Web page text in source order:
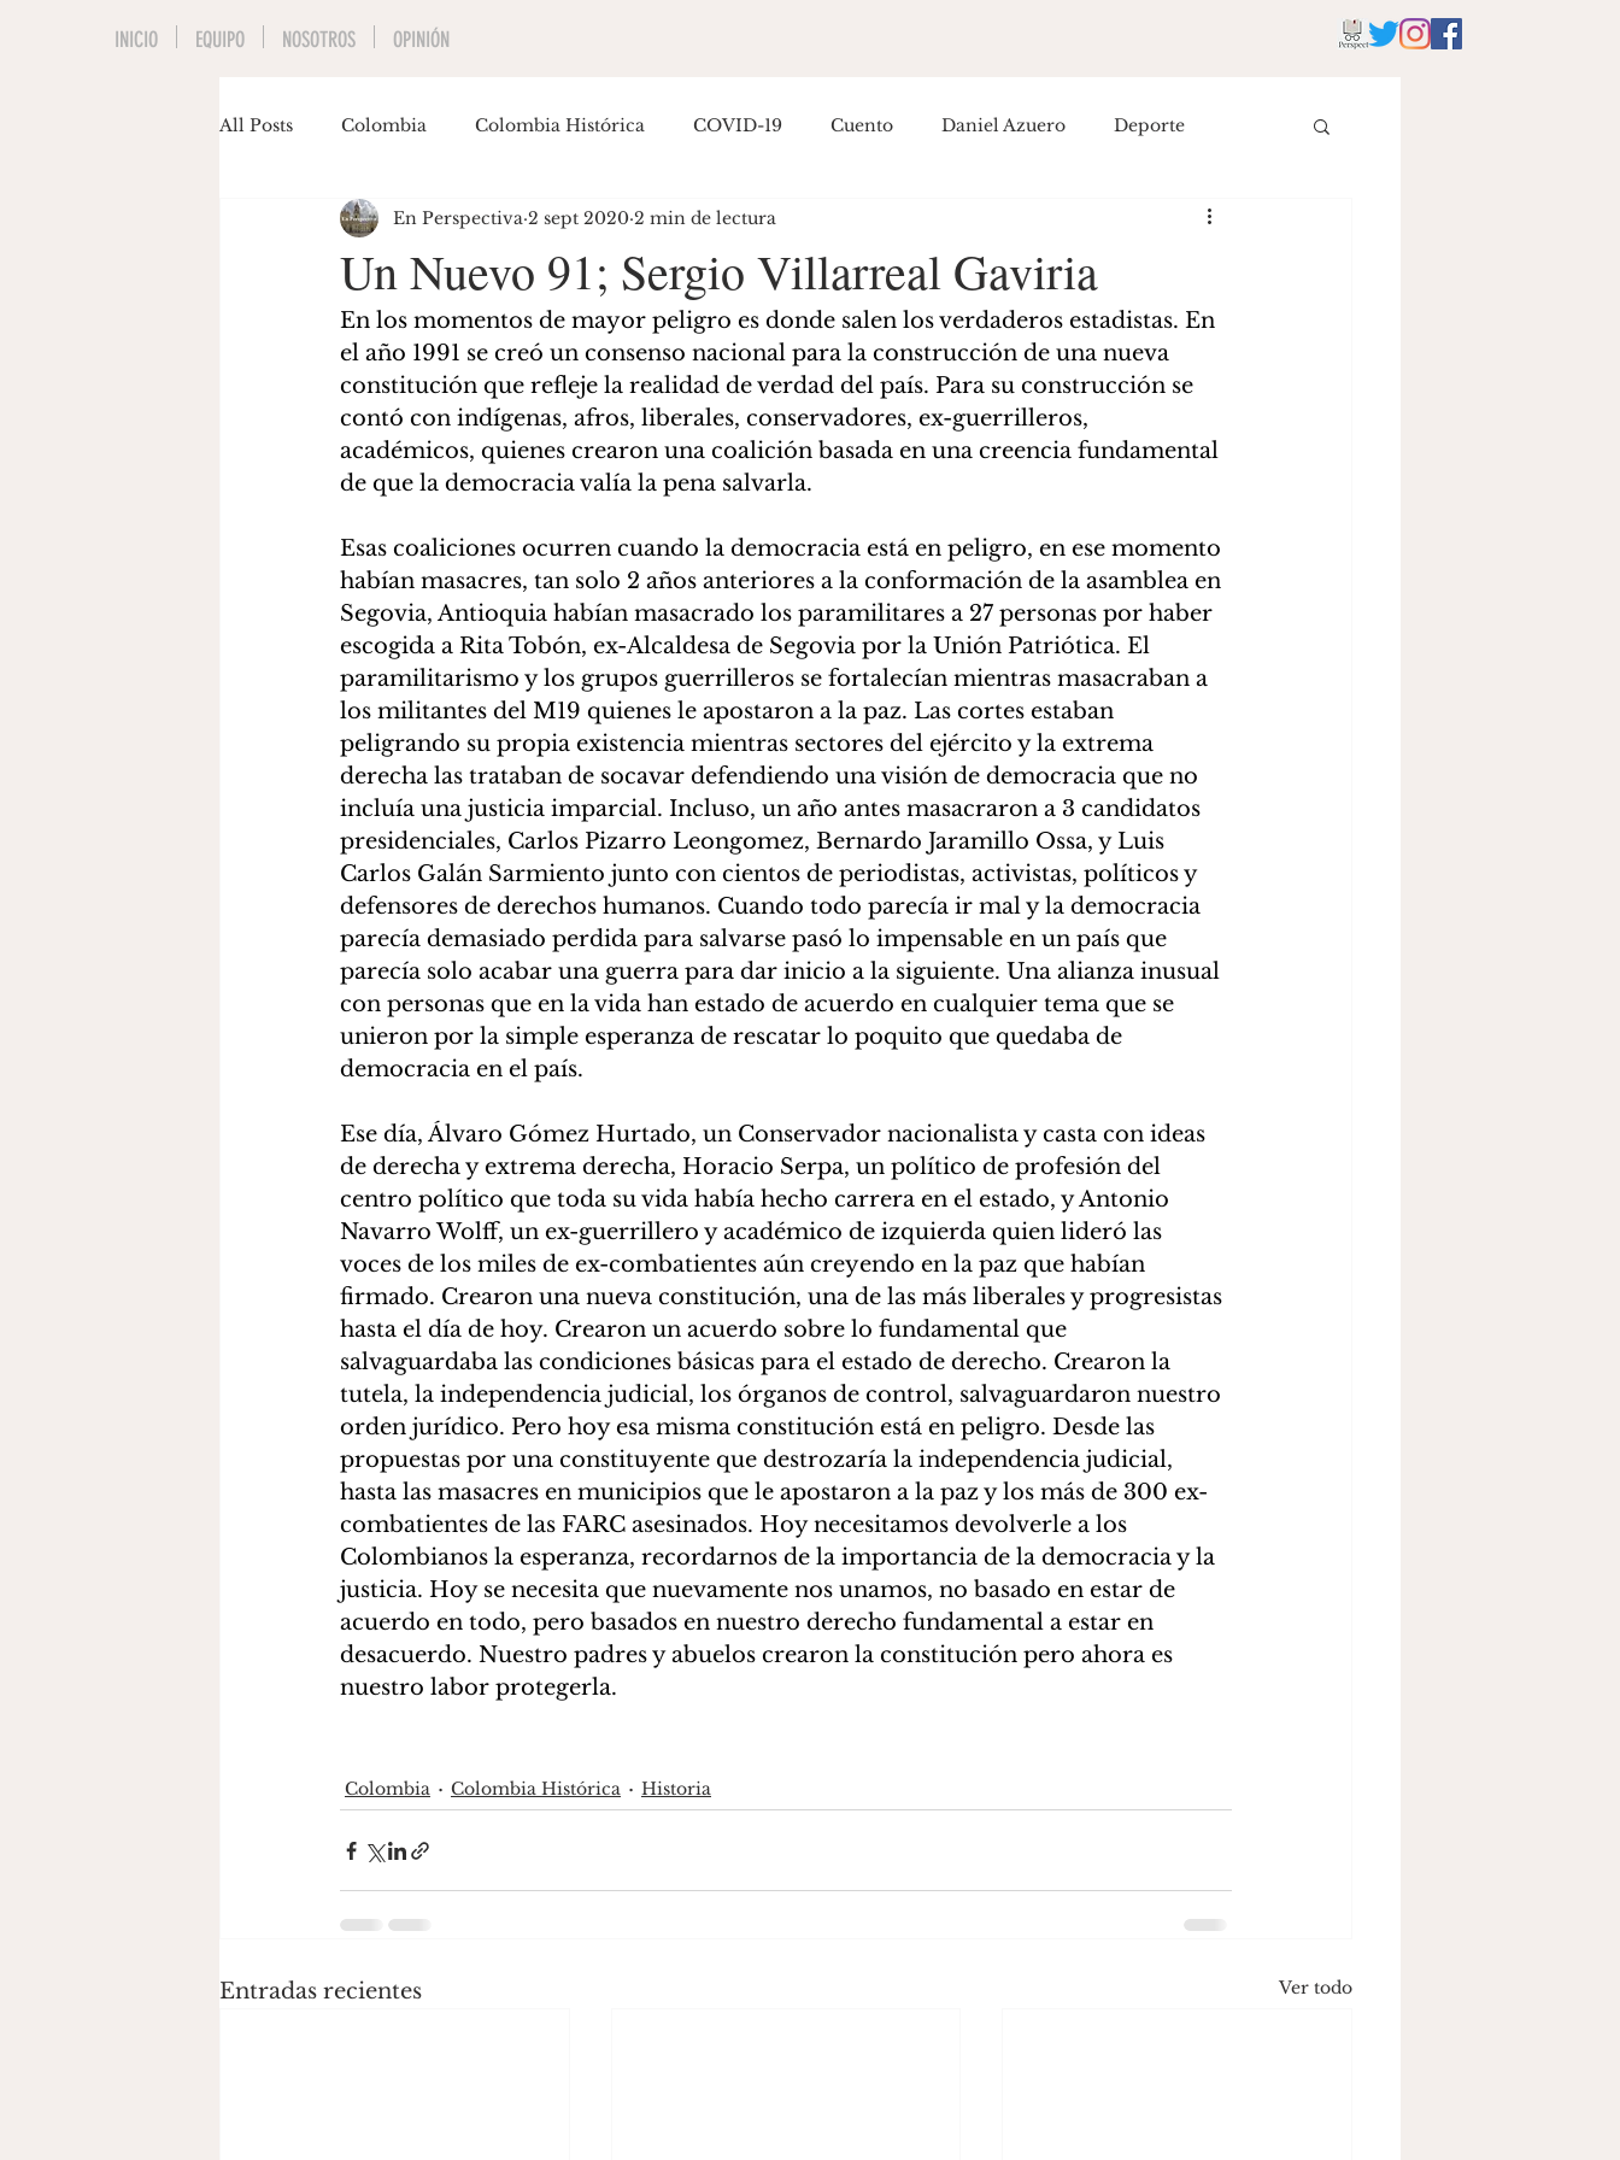
All Posts Colombia Colombia Histórica COVID-19 Cuento Daniel Azuero Deporte
Economía Educación Empoderamiento Entretenimiento Literatura
Invitados Música Política Colombiana Política Internacional Guillermo Reyes
Gastón Siegmund Maria José Hernández
Un Nuevo 91; Sergio Villarreal Gaviria
En Perspectiva 2 sept 2020 2 min de lectura
En los momentos de mayor peligro es donde salen los verdaderos estadistas. En
el año 1991 se creó un consenso nacional para la construcción de una nueva
constitución que refleje la realidad de verdad del país. Para su construcción se
contó con indígenas, afros, liberales, conservadores, ex-guerrilleros,
académicos, quienes crearon una coalición basada en una creencia fundamental
de que la democracia valía la pena salvarla.
Esas coaliciones ocurren cuando la democracia está en peligro, en ese momento
habían masacres, tan solo 2 años anteriores a la conformación de la asamblea en
Segovia, Antioquia habían masacrado los paramilitares a 27 personas por haber
escogida a Rita Tobón, ex-Alcaldesa de Segovia por la Unión Patriótica. El
paramilitarismo y los grupos guerrilleros se fortalecían mientras masacraban a
los militantes del M19 quienes le apostaron a la paz. Las cortes estaban
peligrando su propia existencia mientras sectores del ejército y la extrema
derecha las trataban de socavar defendiendo una visión de democracia que no
incluía una justicia imparcial. Incluso, un año antes masacraron a 3 candidatos
presidenciales, Carlos Pizarro Leongomez, Bernardo Jaramillo Ossa, y Luis
Carlos Galán Sarmiento junto con cientos de periodistas, activistas, políticos y
defensores de derechos humanos. Cuando todo parecía ir mal y la democracia
parecía demasiado perdida para salvarse pasó lo impensable en un país que
parecía solo acabar una guerra para dar inicio a la siguiente. Una alianza inusual
con personas que en la vida han estado de acuerdo en cualquier tema que se
unieron por la simple esperanza de rescatar lo poquito que quedaba de
democracia en el país.
Ese día, Álvaro Gómez Hurtado, un Conservador nacionalista y casta con ideas
de derecha y extrema derecha, Horacio Serpa, un político de profesión del
centro político que toda su vida había hecho carrera en el estado, y Antonio
Navarro Wolff, un ex-guerrillero y académico de izquierda quien lideró las
voces de los miles de ex-combatientes aún creyendo en la paz que habían
firmado. Crearon una nueva constitución, una de las más liberales y progresistas
hasta el día de hoy. Crearon un acuerdo sobre lo fundamental que
salvaguardaba las condiciones básicas para el estado de derecho. Crearon la
tutela, la independencia judicial, los órganos de control, salvaguardaron nuestro
orden jurídico. Pero hoy esa misma constitución está en peligro. Desde las
propuestas por una constituyente que destrozaría la independencia judicial,
hasta las masacres en municipios que le apostaron a la paz y los más de 300 ex-
combatientes de las FARC asesinados. Hoy necesitamos devolverle a los
Colombianos la esperanza, recordarnos de la importancia de la democracia y la
justicia. Hoy se necesita que nuevamente nos unamos, no basado en estar de
acuerdo en todo, pero basados en nuestro derecho fundamental a estar en
desacuerdo. Nuestro padres y abuelos crearon la constitución pero ahora es
nuestro labor protegerla.
Colombia Colombia Histórica Historia
Entradas recientes Ver todo
INICIO EQUIPO NOSOTROS OPINIÓN